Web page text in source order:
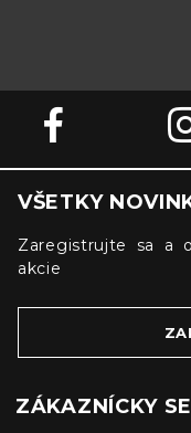
VŠETKY
Zaregistrujte sa a
akcie
ZÁKAZNÍCKY